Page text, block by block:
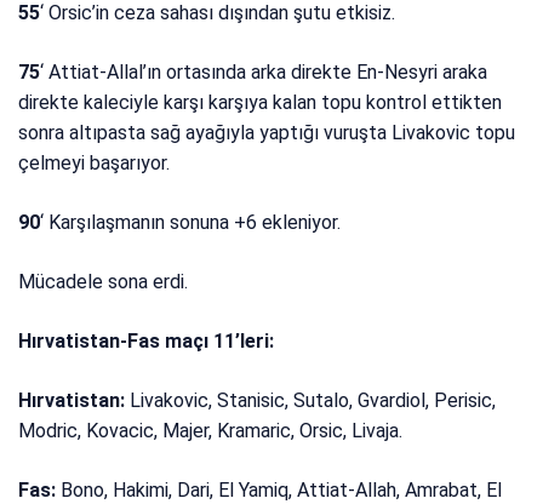
55‘ Orsic’in ceza sahası dışından şutu etkisiz.
75‘ Attiat-Allal’ın ortasında arka direkte En-Nesyri araka
direkte kaleciyle karşı karşıya kalan topu kontrol ettikten
sonra altıpasta sağ ayağıyla yaptığı vuruşta Livakovic topu
çelmeyi başarıyor.
90‘ Karşılaşmanın sonuna +6 ekleniyor.
Mücadele sona erdi.
Hırvatistan-Fas maçı 11’leri:
Hırvatistan: Livakovic, Stanisic, Sutalo, Gvardiol, Perisic,
Modric, Kovacic, Majer, Kramaric, Orsic, Livaja.
Fas: Bono, Hakimi, Dari, El Yamiq, Attiat-Allah, Amrabat, El